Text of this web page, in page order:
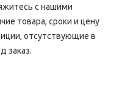
с нашими
товара, сроки и цену
отсутствующие в
заказ.